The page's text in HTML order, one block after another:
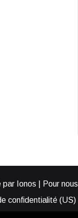
Ionos | Pour
confidentialité (US)